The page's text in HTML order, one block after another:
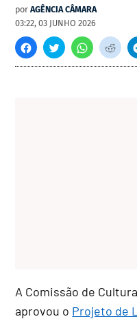
por AGÊNCIA CÂMARA
03:22, 03 JUNHO 2026
A Comissão de
aprovou o Projeto de